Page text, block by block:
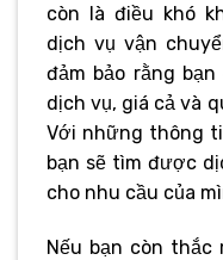
còn là điều khó
dịch vụ vận
đảm bảo rằng
dịch vụ, giá cả và
Với những thông
bạn sẽ tìm được
cho nhu cầu của
Nếu bạn còn thắc